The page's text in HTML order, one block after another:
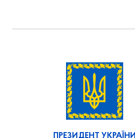
ПРЕЗИДЕНТ УКРАЇНИ